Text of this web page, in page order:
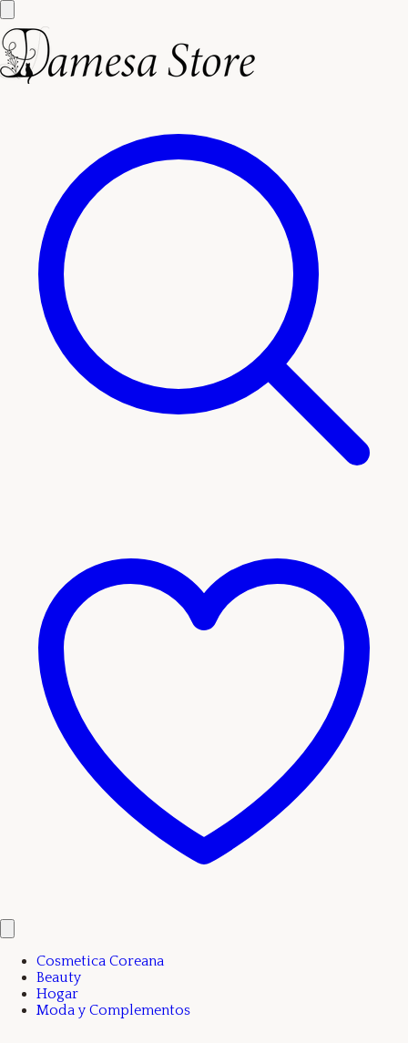
Cosmetica Coreana
Beauty
Hogar
Moda y Complementos